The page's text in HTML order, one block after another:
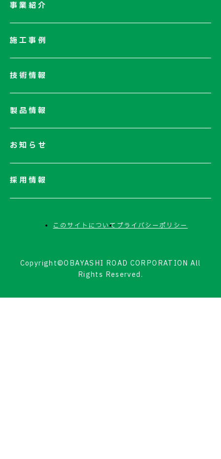
会社情報一覧
ネットワーク
事業紹介
施工事例
技術情報
製品情報
お知らせ
採用情報
このサイトについて プライバシーポリシー
Copyright©OBAYASHI ROAD CORPORATION All
Rights Reserved.